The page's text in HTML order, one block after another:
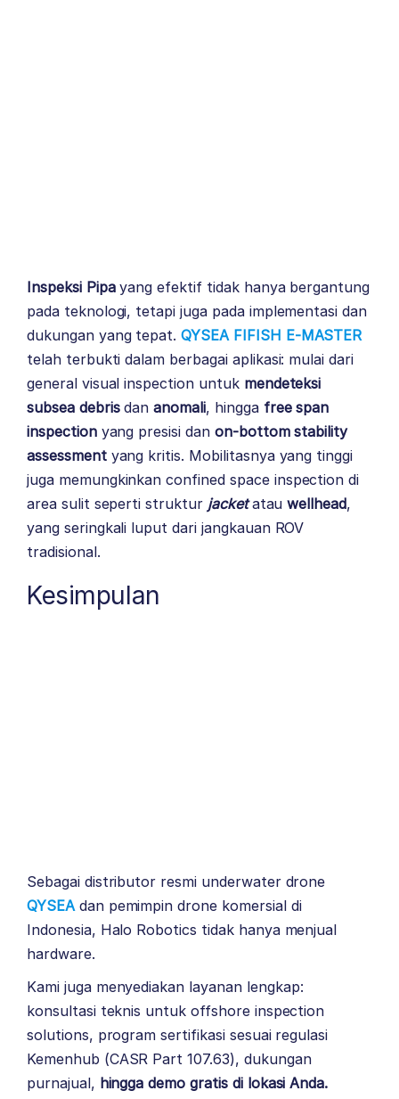
Inspeksi Pipayang efektif tidak hanya bergantung
pada teknologi, tetapi juga pada implementasi dan
dukungan yang tepat.QYSEA FIFISH E-MASTER
telah terbukti dalam berbagai aplikasi: mulai dari
general visual inspection untuk mendeteksi
subsea debrisdananomali, hingga free span
inspectionyang presisi dan on-bottom stability
assessmentyang kritis. Mobilitasnya yang tinggi
juga memungkinkan confined space inspection di
area sulit seperti struktur jacketatauwellhead,
yang seringkali luput dari jangkauan ROV
tradisional.
Kesimpulan
Sebagai distributor resmi underwater drone
QYSEAdan pemimpin drone komersial di
Indonesia, Halo Robotics tidak hanya menjual
hardware.
Kami juga menyediakan layanan lengkap:
konsultasi teknis untuk offshore inspection
solutions, program sertifikasi sesuai regulasi
Kemenhub (CASR Part 107.63), dukungan
purnajual, hingga demo gratis di lokasi Anda.